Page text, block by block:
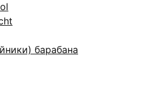
барабана